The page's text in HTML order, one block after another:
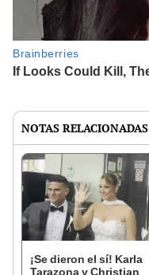
NOTAS RELACIONADAS
¡Se dieron el sí! Karla
Tarazona y Christian